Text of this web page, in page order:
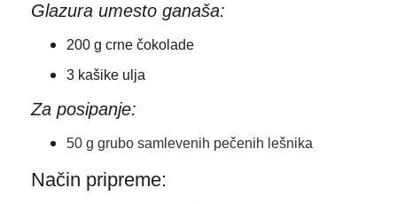
Glazura umesto ganaša:
200 g crne čokolade
3 kašike ulja
Za posipanje:
50 g grubo samlevenih pečenih lešnika
Način pripreme: